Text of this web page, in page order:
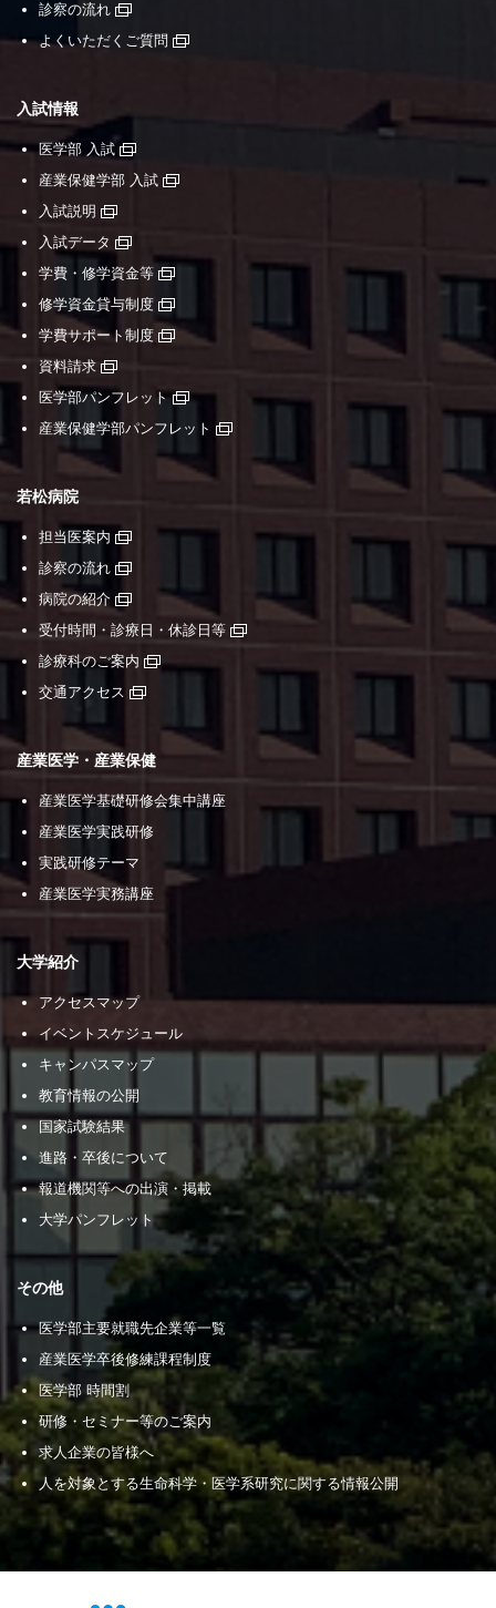
診察の流れ
よくいただくご質問
入試情報
医学部 入試
産業保健学部 入試
入試説明
入試データ
学費・修学資金等
修学資金貸与制度
学費サポート制度
資料請求
医学部パンフレット
産業保健学部パンフレット
若松病院
担当医案内
診察の流れ
病院の紹介
受付時間・診療日・休診日等
診療科のご案内
交通アクセス
産業医学・産業保健
産業医学基礎研修会集中講座
産業医学実践研修
実践研修テーマ
産業医学実務講座
大学紹介
アクセスマップ
イベントスケジュール
キャンパスマップ
教育情報の公開
国家試験結果
進路・卒後について
報道機関等への出演・掲載
大学パンフレット
その他
医学部主要就職先企業等一覧
産業医学卒後修練課程制度
医学部 時間割
研修・セミナー等のご案内
求人企業の皆様へ
人を対象とする生命科学・医学系研究に関する情報公開